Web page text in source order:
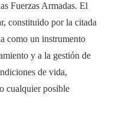
Fuerzas Armadas. El
constituido por la citada
como un instrumento
y a la gestión de
de vida,
cualquier posible